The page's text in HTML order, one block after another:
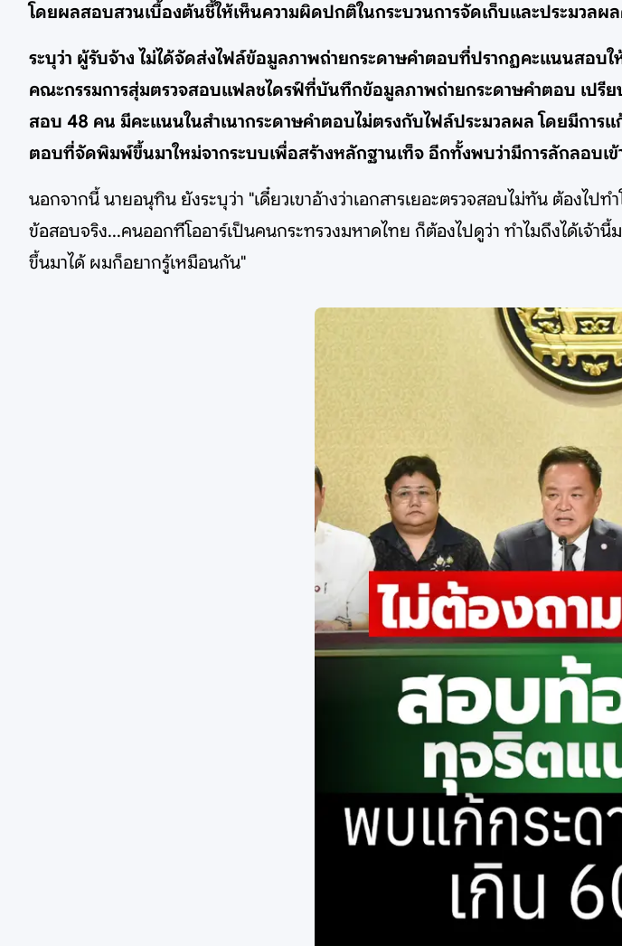
โดยผลสอบสวนเบื้องต้นชี้ให้เห็นความผิดปกติในกระบวนการจัดเก็บและประมวล
ระบุว่า ผู้รับจ้าง ไม่ได้จัดส่งไฟล์ข้อมูลภาพถ่ายกระดาษคำตอบที่ปรากฏคะแนนสอบ
คณะกรรมการสุ่มตรวจสอบแฟลชไดรฟ์ที่บันทึกข้อมูลภาพถ่ายกระดาษคำตอบ เปรี
สอบ 48 คน มีคะแนนในสำเนากระดาษคำตอบไม่ตรงกับไฟล์ประมวลผล โดยมีการ
ตอบที่จัดพิมพ์ขึ้นมาใหม่จากระบบเพื่อสร้างหลักฐานเท็จ อีกทั้งพบว่ามีการลักลอบเ
นอกจากนี้ นายอนุทิน ยังระบุว่า "เดี๋ยวเขาอ้างว่าเอกสารเยอะตรวจสอบไม่ทัน ต้องไ
ข้อสอบจริง...คนออกทีโออาร์เป็นคนกระทรวงมหาดไทย ก็ต้องไปดูว่า ทำไมถึงได้เจ้า
ขึ้นมาได้ ผมก็อยากรู้เหมือนกัน"